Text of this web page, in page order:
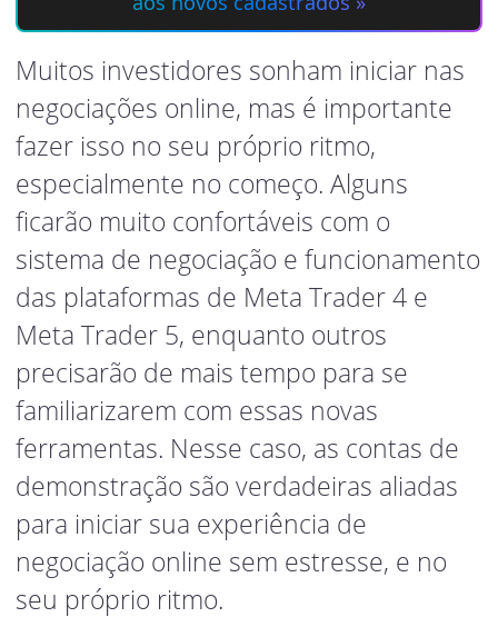
Muitos investidores sonham iniciar nas
negociações online, mas é importante
fazer isso no seu próprio ritmo,
especialmente no começo. Alguns
ficarão muito confortáveis com o
sistema de negociação e funcionamento
das plataformas de Meta Trader 4 e
Meta Trader 5, enquanto outros
precisarão de mais tempo para se
familiarizarem com essas novas
ferramentas. Nesse caso, as contas de
demonstração são verdadeiras aliadas
para iniciar sua experiência de
negociação online sem estresse, e no
seu próprio ritmo.